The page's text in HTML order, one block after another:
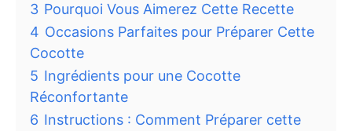
3 Pourquoi Vous Aimerez Cette Recette
4 Occasions Parfaites pour Préparer Cette
Cocotte
5 Ingrédients pour une Cocotte
Réconfortante
6 Instructions : Comment Préparer cette